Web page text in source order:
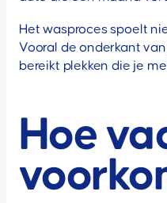
Het wasproces spoelt
Vooral de onderkant
bereikt plekken die je
Hoe